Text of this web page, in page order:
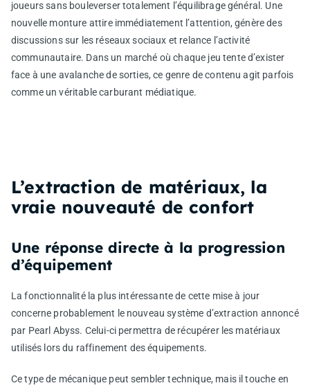
joueurs sans bouleverser totalement l’équilibrage général. Une
nouvelle monture attire immédiatement l’attention, génère des
discussions sur les réseaux sociaux et relance l’activité
communautaire. Dans un marché où chaque jeu tente d’exister
face à une avalanche de sorties, ce genre de contenu agit parfois
comme un véritable carburant médiatique.
L’extraction de matériaux, la
vraie nouveauté de confort
Une réponse directe à la progression
d’équipement
La fonctionnalité la plus intéressante de cette mise à jour
concerne probablement le nouveau système d’extraction annoncé
par Pearl Abyss. Celui-ci permettra de récupérer les matériaux
utilisés lors du raffinement des équipements.
Ce type de mécanique peut sembler technique, mais il touche en